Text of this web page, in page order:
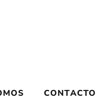
CONTACTO